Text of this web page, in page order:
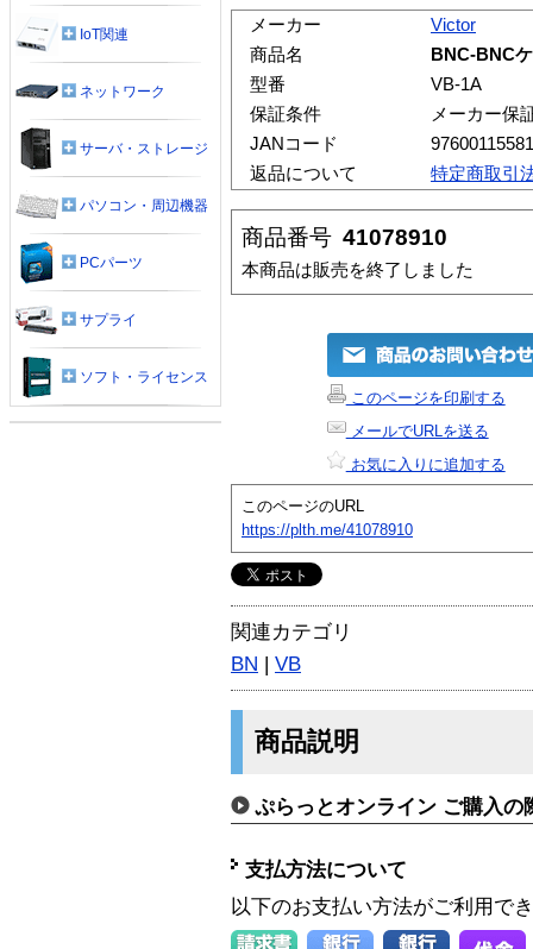
メーカー
Victor
商品名
BNC-BNC
型番
VB-1A
保証条件
メーカー保
JANコード
返品について
特定商取引
商品番号 41078910
本商品は販売を終了しました
このページを印刷する
メールでURLを送る
お気に入りに追加する
このページのURL
https://plth.me/41078910
関連カテゴリ
BN | VB
商品説明
ぷらっとオンライン ご購入の
支払方法について
以下のお支払い方法がご利用で
IoT関連
ネットワーク
サーバ・ストレージ
パソコン・周辺機器
PCパーツ
サプライ
ソフト・ライセンス